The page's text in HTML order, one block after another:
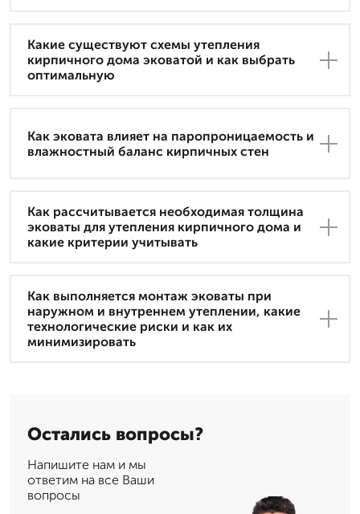
Какие существуют схемы утепления
кирпичного дома эковатой и как выбрать
оптимальную
Как эковата влияет на паропроницаемость и
влажностный баланс кирпичных стен
Как рассчитывается необходимая толщина
эковаты для утепления кирпичного дома и
какие критерии учитывать
Как выполняется монтаж эковаты при
наружном и внутреннем утеплении, какие
технологические риски и как их
минимизировать
Остались вопросы?
Напишите нам и мы
ответим на все Ваши
вопросы